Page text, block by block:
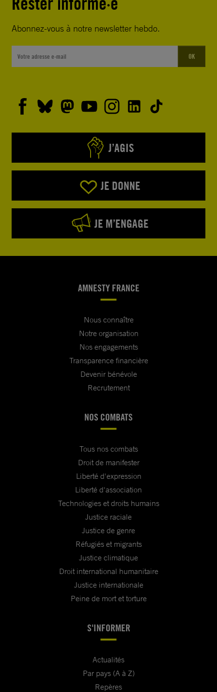
Abonnez-vous à notre newsletter hebdo.
OK
J’AGIS
JE DONNE
JE M’ENGAGE
AMNESTY FRANCE
Nous connaître
Notre organisation
Nos engagements
Transparence financière
Devenir bénévole
Recrutement
NOS COMBATS
Tous nos combats
Droit de manifester
Liberté d'expression
Liberté d'association
Technologies et droits humains
Justice raciale
Justice de genre
Réfugiés et migrants
Justice climatique
Droit international humanitaire
Justice internationale
Peine de mort et torture
S'INFORMER
Actualités
Par pays (A à Z)
Repères